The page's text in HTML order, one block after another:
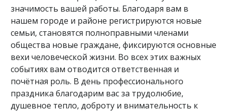
значимость вашей работы. Благодаря вам в
нашем городе и районе регистрируются новые
семьи, становятся полноправными членами
общества новые граждане, фиксируются основные
вехи человеческой жизни. Во всех этих важных
событиях вам отводится ответственная и
почётная роль. В день профессионального
праздника благодарим вас за трудолюбие,
душевное тепло, доброту и внимательность к